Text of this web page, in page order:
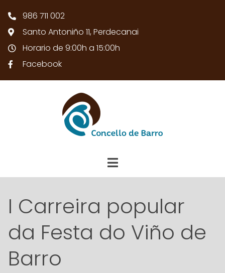
986 711 002
Santo Antoniño 11, Perdecanai
Horario de 9:00h a 15:00h
Facebook
I Carreira popular
da Festa do Viño de
Barro